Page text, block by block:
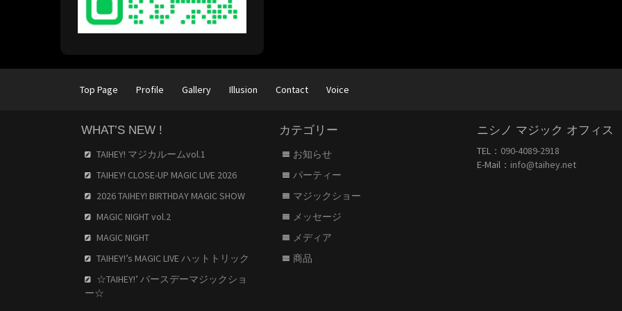
Top Page Profile Gallery Illusion Contact Voice
WHAT’S NEW !
TAIHEY! マジカルームvol.1
TAIHEY! CLOSE-UP MAGIC LIVE 2026
2026 TAIHEY! BIRTHDAY MAGIC SHOW
MAGIC NIGHT vol.2
MAGIC NIGHT
TAIHEY!’s MAGIC LIVE ハットトリック
☆TAIHEY!’ バースデーマジックショ
ー☆
カテゴリー
お知らせ
パーティー
マジックショー
メッセージ
メディア
商品
ニシノ マジック オフィス
TEL： 090-4089-2918
E-Mail： info@taihey.net